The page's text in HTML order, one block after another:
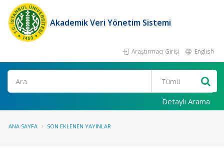
Akademik Veri Yönetim Sistemi
Araştırmacı Girişi English
Ara
Detaylı Arama
ANA SAYFA SON EKLENEN YAYINLAR